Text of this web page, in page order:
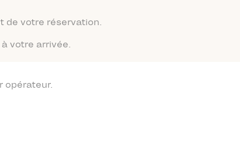
de votre réservation.
votre arrivée.
opérateur.